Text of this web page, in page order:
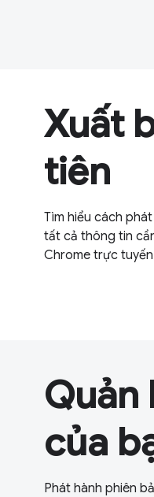
Xuất
tiên
Tìm hiểu cách
tất cả thông tin
Chrome trực
Quản
của
Phát hành phiên